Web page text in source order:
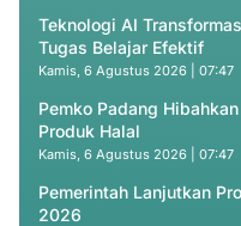
Teknologi AI
Tugas Belajar Efektif
Kamis, 6 Agustus 2026 | 07:47
Pemko Padang
Produk Halal
Kamis, 6 Agustus 2026 | 07:47
Pemerintah Lanjutkan
2026